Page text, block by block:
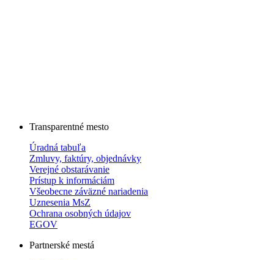
Transparentné mesto
Úradná tabuľa
Zmluvy, faktúry, objednávky
Verejné obstarávanie
Prístup k informáciám
Všeobecne záväzné nariadenia
Uznesenia MsZ
Ochrana osobných údajov
EGOV
Partnerské mestá